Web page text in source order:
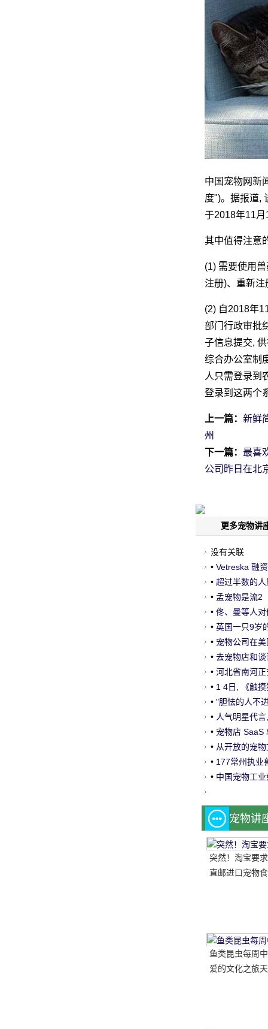
中国宠物网新
度")。据报道,
于2018年11
其中值得注意
(1) 需要使用
注册)、重新
(2) 自2018年
部门行政审批
子信息提交,
综合办公室制
人只需登录到
登录到这两个
上一篇： 新鲜
州
下一篇： 最喜
公司昨日在北
更多宠物讲
没有关联
• Vetreska 融
• 超过半数的
侣则跨越了1万
• 孟宠物是流2
• 佟、曼等人
你相信吗？
• 英国一只9岁
• 宠物公司在
• 去宠物店和
• 河北省南河
• 1 4日, 《触
• "胆怯的人不
展
• 人气明星代
奥秘在这里
• 宠物店 SaaS
物店 5000 +
• 从开放的宠
• 177常州执业
• 中国宠物工
宠物讲
突然！淘宝要
直邮进口宠物
鱼类昆虫每周
爱的文化之旅